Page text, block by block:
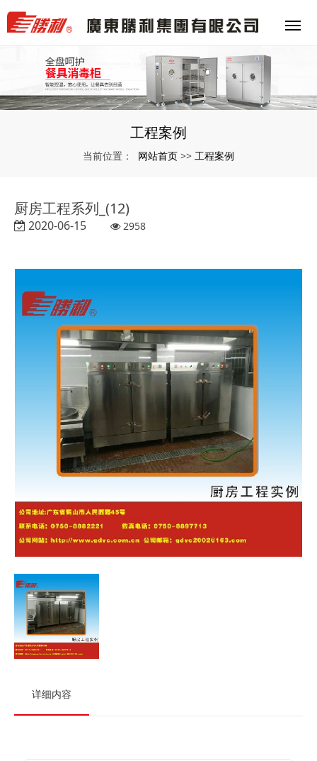
工程案例
当前位置： 网站首页 >> 工程案例
厨房工程系列_(12)
2020-06-15 2958
详细内容